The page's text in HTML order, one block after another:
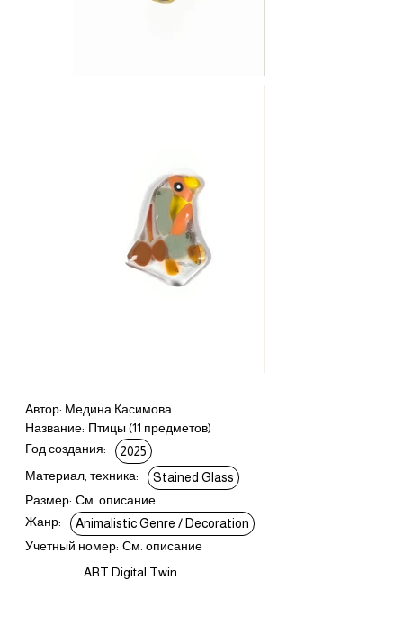
Автор: Медина Касимова
Название: Птицы (11 предметов)
Год создания:
2025
Материал, техника:
Stained Glass
Размер: См. описание
Жанр:
Animalistic Genre / Decoration
Учетный номер: См. описание
.ART Digital Twin